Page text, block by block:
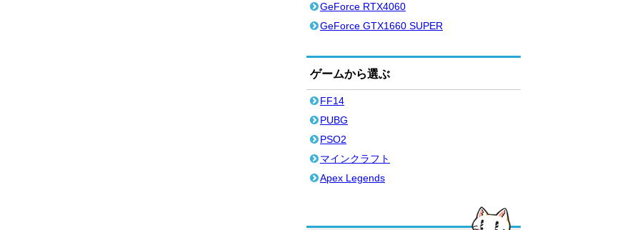
GeForce RTX4060
GeForce GTX1660 SUPER
ゲームから選ぶ
FF14
PUBG
PSO2
マインクラフト
Apex Legends